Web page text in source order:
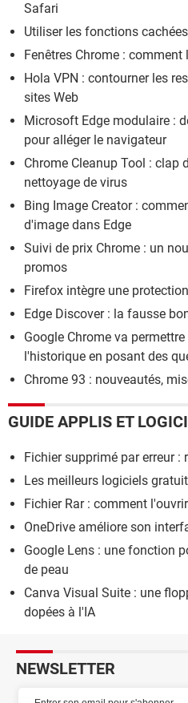
Safari
Utiliser les fonctions
Fenêtres Chrome :
Hola VPN : contourner les
sites Web
Microsoft Edge modulaire :
pour alléger le navigateur
Chrome Cleanup Tool : clap
nettoyage de virus
Bing Image Creator :
d'image dans Edge
Suivi de prix Chrome : un
promos
Firefox intègre une
Edge Discover : la fausse
Google Chrome va
l'historique en posant des
Chrome 93 : nouveautés,
GUIDE APPLIS ET
Fichier supprimé par erreur
Les meilleurs logiciels
Fichier Rar : comment
OneDrive améliore son
Google Lens : une fonction
de peau
Canva Visual Suite : une
dopées à l'IA
NEWSLETTER